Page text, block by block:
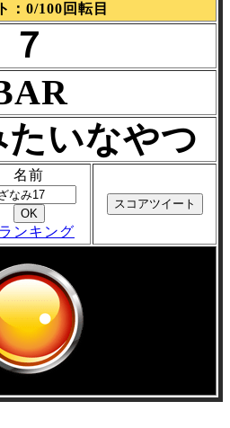
：0/100回転目
７
いなやつ
名前
ンキング